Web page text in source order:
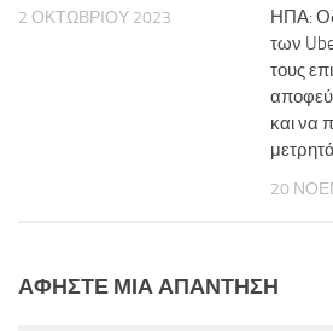
2 ΟΚΤΩΒΡΊΟΥ 2023
ΗΠΑ:
των
τους
και να
μετρητά
20
ΑΦΉΣΤΕ ΜΙΑ ΑΠΆΝΤΗΣΗ